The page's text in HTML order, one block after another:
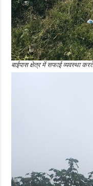
बाईपास क्षेत्र में सफाई व्यवस्था